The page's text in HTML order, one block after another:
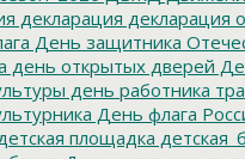
декларация декларация
День защитника
день открытых дверей
день работника
День флага
площадка